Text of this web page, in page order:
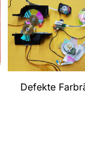
Defekte